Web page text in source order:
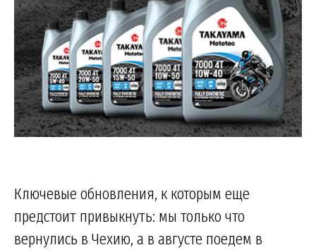
Ключевые обновления, к которым еще
предстоит привыкнуть: мы только что
вернулись в Чехию, а в августе поедем в